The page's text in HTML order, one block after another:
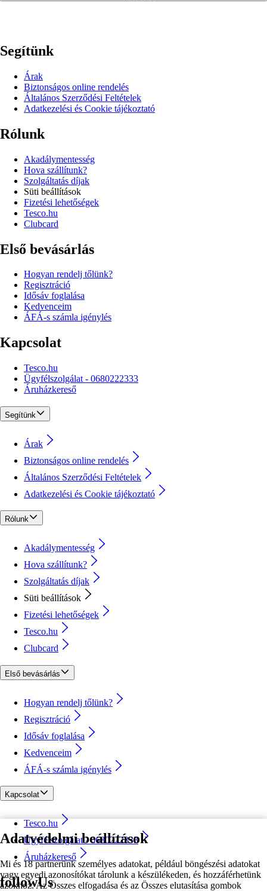
Adatvédelmi beállítások
Mi és 18 partnerünk személyes adatokat, például böngészési adatokat
vagy egyedi azonosítókat tárolunk a készülékeden, és hozzáférhetünk
azokhoz. Az Összes elfogadása és az Összes elutasítása gombok
Segítünk
Árak
Biztonságos online rendelés
Általános Szerződési Feltételek
Adatkezelési és Cookie tájékoztató
Rólunk
Akadálymentesség
Hova szállítunk?
Szolgáltatás díjak
Süti beállítások
Fizetési lehetőségek
Tesco.hu
Clubcard
Első bevásárlás
Hogyan rendelj tőlünk?
Regisztráció
Idősáv foglalása
Kedvenceim
ÁFÁ-s számla igénylés
Kapcsolat
Tesco.hu
Ügyfélszolgálat - 0680222333
Áruházkereső
Segítünk
Árak
Biztonságos online rendelés
Általános Szerződési Feltételek
Adatkezelési és Cookie tájékoztató
Rólunk
Akadálymentesség
Hova szállítunk?
Szolgáltatás díjak
Süti beállítások
Fizetési lehetőségek
Tesco.hu
Clubcard
Első bevásárlás
Hogyan rendelj tőlünk?
Regisztráció
Idősáv foglalása
Kedvenceim
ÁFÁ-s számla igénylés
Kapcsolat
Tesco.hu
Ügyfélszolgálat - 0680222333
Áruházkereső
followUs